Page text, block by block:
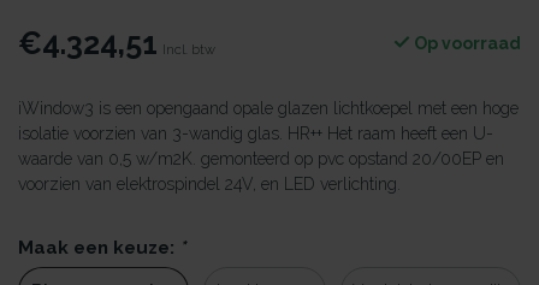
€4.324,51 Incl. btw Op voorraad
iWindow3 is een opengaand opale glazen lichtkoepel met een hoge
isolatie voorzien van 3-wandig glas. HR++ Het raam heeft een U-
waarde van 0,5 w/m2K. gemonteerd op pvc opstand 20/00EP en
voorzien van elektrospindel 24V, en LED verlichting.
Maak een keuze: *